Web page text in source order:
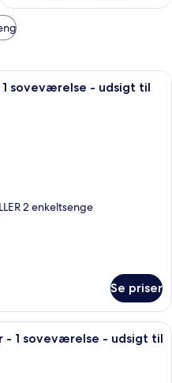
Et hotelværelse med seng,
soveværelse - udsigt til
2 enkeltsenge
Se priser
Et moderne hotelværelse med en
- 1 soveværelse - udsigt til